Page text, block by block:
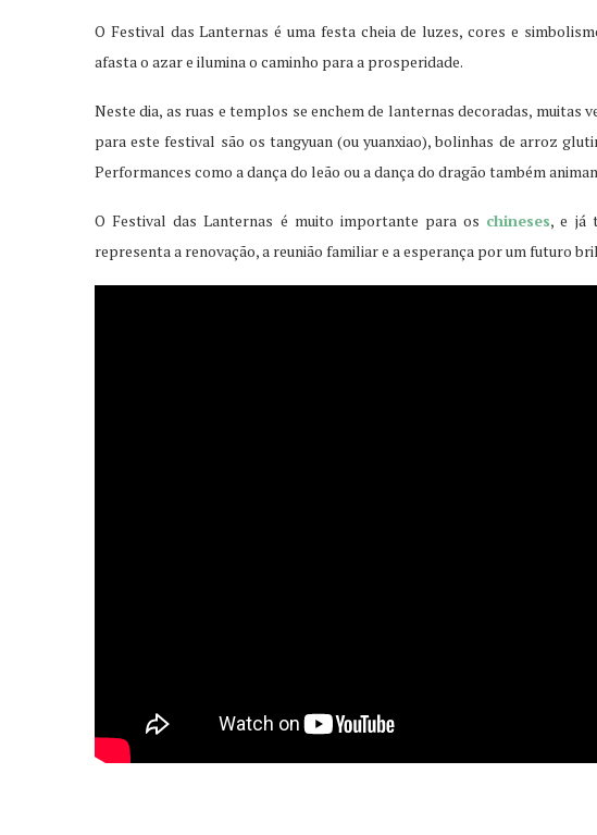
O Festival das Lanternas é uma festa cheia de luzes, cores e
afasta o azar e ilumina o caminho para a prosperidade.
Neste dia, as ruas e templos se enchem de lanternas decoradas, muitas
para este festival são os tangyuan (ou yuanxiao), bolinhas de arroz
Performances como a dança do leão ou a dança do dragão também
O Festival das Lanternas é muito importante para os chineses, e já
representa a renovação, a reunião familiar e a esperança por um futuro